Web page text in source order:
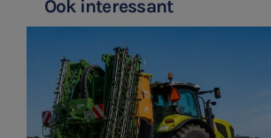
Ook interessant